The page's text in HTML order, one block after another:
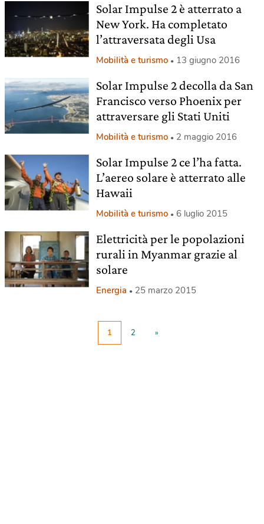
Solar Impulse 2 è atterrato a
New York. Ha completato
l’attraversata degli Usa
Mobilità e turismo 13 giugno 2016
Solar Impulse 2 decolla da San
Francisco verso Phoenix per
attraversare gli Stati Uniti
Mobilità e turismo 2 maggio 2016
Solar Impulse 2 ce l’ha fatta.
L’aereo solare è atterrato alle
Hawaii
Mobilità e turismo 6 luglio 2015
Elettricità per le popolazioni
rurali in Myanmar grazie al
solare
Energia 25 marzo 2015
1 2 »